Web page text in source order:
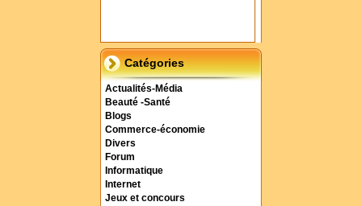
Catégories
Actualités-Média
Beauté -Santé
Blogs
Commerce-économie
Divers
Forum
Informatique
Internet
Jeux et concours